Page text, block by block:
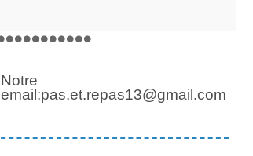
Notre
email:pas.et.repas13@gmail.com